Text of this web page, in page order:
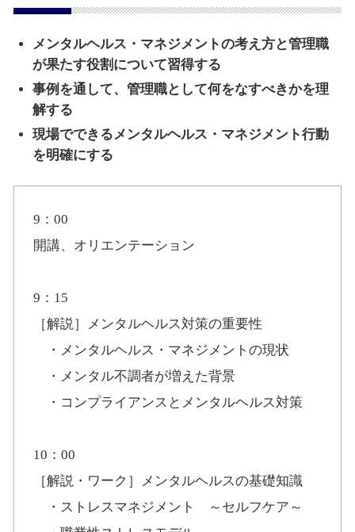
メンタルヘルス・マネジメントの考え方と管理職
が果たす役割について習得する
事例を通して、管理職として何をなすべきかを理
解する
現場でできるメンタルヘルス・マネジメント行動
を明確にする
9：00
開講、オリエンテーション
9：15
［解説］メンタルヘルス対策の重要性
・メンタルヘルス・マネジメントの現状
・メンタル不調者が増えた背景
・コンプライアンスとメンタルヘルス対策
10：00
［解説・ワーク］メンタルヘルスの基礎知識
・ストレスマネジメント ～セルフケア～